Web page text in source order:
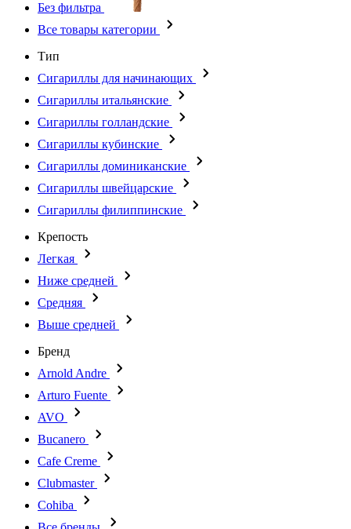
Без фильтра
Все товары категории
Тип
Сигариллы для начинающих
Сигариллы итальянские
Сигариллы голландские
Сигариллы кубинские
Сигариллы доминиканские
Сигариллы швейцарские
Сигариллы филиппинские
Крепость
Легкая
Ниже средней
Средняя
Выше средней
Бренд
Arnold Andre
Arturo Fuente
AVO
Bucanero
Cafe Creme
Clubmaster
Cohiba